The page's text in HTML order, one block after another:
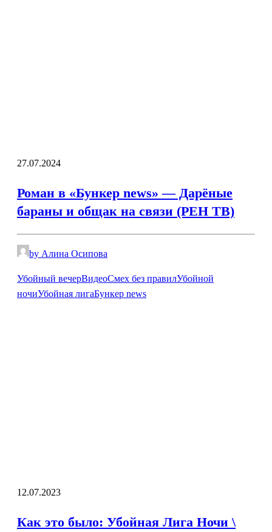
27.07.2024
Роман в «Бункер news» — Дарёные
бараны и общак на связи (РЕН ТВ)
by Алина Осипова
Убойный вечерВидеоCмех без правилУбойной
ночиУбойная лигаБункер news
12.07.2023
Как это было: Убойная Лига Ночи \